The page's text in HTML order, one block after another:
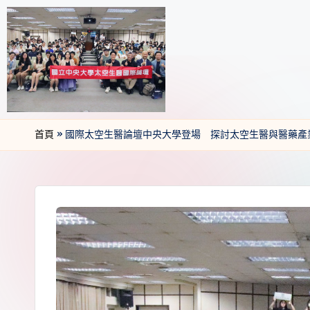
首頁 » 國際太空生醫論壇中央大學登場 探討太空生醫與醫藥產